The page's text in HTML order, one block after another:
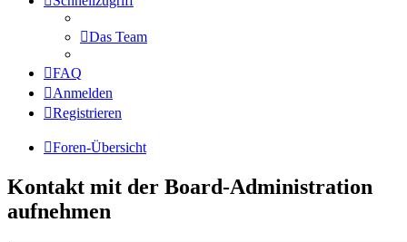
Das Team
FAQ
Anmelden
Registrieren
Foren-Übersicht
Kontakt mit der Board-Administration
aufnehmen